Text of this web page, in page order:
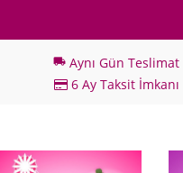
local_shipping Aynı Gün Teslimat
6 Ay Taksit İmkanı